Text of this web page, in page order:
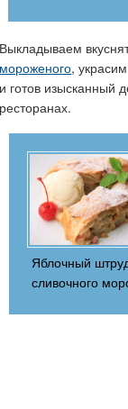
Выкладываем
мороженого,
и готов изысканный
ресторанах.
Яблочный
сливочного